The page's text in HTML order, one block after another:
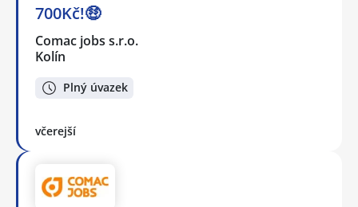
700Kč!🤑
Comac jobs s.r.o.
Kolín
Plný úvazek
včerejší